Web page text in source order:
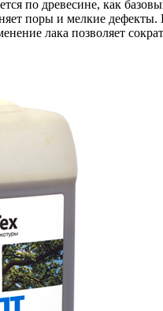
по древесине, как
поры и мелкие
лака позволяет